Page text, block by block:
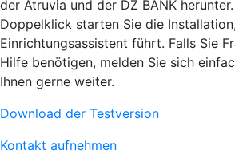
der Atruvia und der DZ BANK
Doppelklick starten Sie die
Einrichtungsassistent führt. Falls Sie
Hilfe benötigen, melden Sie sich
Ihnen gerne weiter.
Download der Testversion
Kontakt aufnehmen